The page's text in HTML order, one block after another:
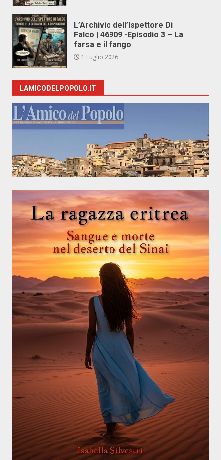
L’Archivio dell’Ispettore Di
Falco | 46909 -Episodio 3 – La
farsa e il fango
1 Luglio 2026
LAMICODELPOPOLO.IT